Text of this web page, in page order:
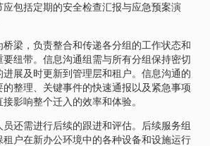
包括定期的安全检查汇报与应急预案演
梁，负责整合和传递各分组的工作状态和
要纽带。信息沟通组需与所有分组保持密切
展及时更新到管理层和租户。信息沟通的
整理、关键事件的快速通报以及紧急事项
影响整个迁入的效率和体验。
还需进行后续的跟进和评估。后续服务组
户在新办公环境中的各种设备和设施运行